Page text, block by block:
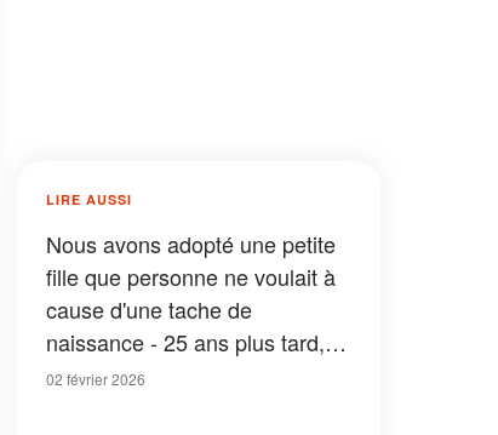
LIRE AUSSI
Nous avons adopté une petite
fille que personne ne voulait à
cause d'une tache de
naissance - 25 ans plus tard,
une lettre a révélé la vérité sur
02 février 2026